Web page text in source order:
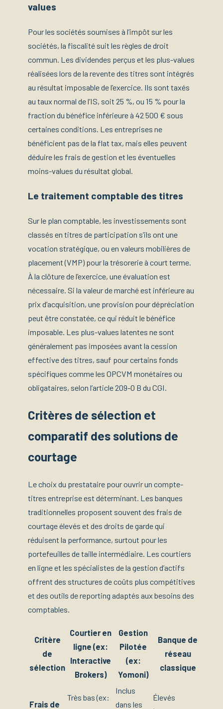
values
Pour les sociétés soumises à l’impôt sur les
sociétés, la fiscalité suit les règles de droit
commun. Les dividendes perçus et les plus-values
réalisées lors de la revente des titres sont intégrés
au résultat imposable de l’exercice. Ils sont taxés
au taux normal de l’IS, soit 25 %, ou 15 % pour la
fraction du bénéfice inférieure à 42 500 € sous
certaines conditions. Les entreprises ne
bénéficient pas de la flat tax, mais elles peuvent
déduire les frais de gestion et les éventuelles
moins-values du résultat global.
Le traitement comptable des titres
Sur le plan comptable, les investissements sont
classés en titres de participation s’ils ont une
vocation stratégique, ou en valeurs mobilières de
placement (VMP) pour la trésorerie à court terme.
À la clôture de l’exercice, une évaluation est
nécessaire. Si la valeur de marché est inférieure au
prix d’acquisition, une provision pour dépréciation
peut être constatée, ce qui réduit le bénéfice
imposable. Les plus-values latentes ne sont
généralement pas imposées avant la cession
effective des titres, sauf pour certains fonds
spécifiques comme les OPCVM monétaires ou
obligataires, selon l’article 209-0 B du CGI.
Critères de sélection et
comparatif des solutions de
courtage
Le choix du prestataire pour ouvrir un compte-
titres entreprise est déterminant. Les banques
traditionnelles proposent souvent des frais de
courtage élevés et des droits de garde qui
réduisent la performance, surtout pour les
portefeuilles de taille intermédiaire. Les courtiers
en ligne et les spécialistes de la gestion d’actifs
offrent des structures de coûts plus compétitives
et des outils de reporting adaptés aux besoins des
comptables.
Critère
de
sélection
Courtier en
ligne (ex:
Interactive
Brokers)
Gestion
Pilotée
(ex:
Yomoni)
Banque de
réseau
classique
Frais de
Très bas (ex:
Inclus
dans les
Élevés